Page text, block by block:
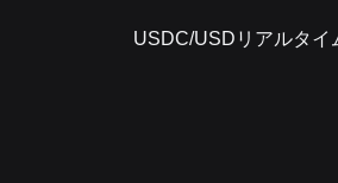
USDC/USDリアルタイ